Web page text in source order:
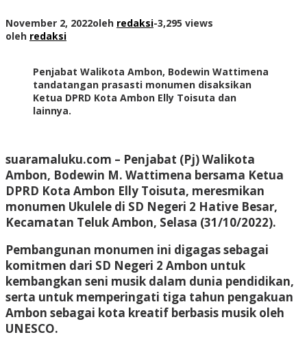
November 2, 2022oleh redaksi-3,295 views
oleh redaksi
Penjabat Walikota Ambon, Bodewin Wattimena
tandatangan prasasti monumen disaksikan
Ketua DPRD Kota Ambon Elly Toisuta dan
lainnya.
suaramaluku.com – Penjabat (Pj) Walikota
Ambon, Bodewin M. Wattimena bersama Ketua
DPRD Kota Ambon Elly Toisuta, meresmikan
monumen Ukulele di SD Negeri 2 Hative Besar,
Kecamatan Teluk Ambon, Selasa (31/10/2022).
Pembangunan monumen ini digagas sebagai
komitmen dari SD Negeri 2 Ambon untuk
kembangkan seni musik dalam dunia pendidikan,
serta untuk memperingati tiga tahun pengakuan
Ambon sebagai kota kreatif berbasis musik oleh
UNESCO.